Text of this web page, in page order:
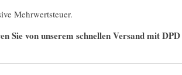
Mehrwertsteuer.
Sie von unserem schnellen Versand mit DPD